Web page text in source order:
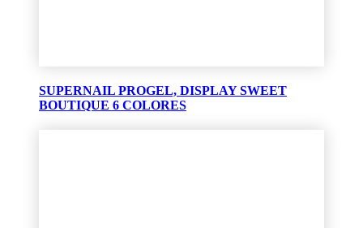
SUPERNAIL PROGEL, DISPLAY SWEET
BOUTIQUE 6 COLORES